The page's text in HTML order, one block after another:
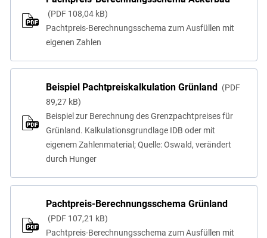
PDF 108,04 kB
Pachtpreis-Berechnungsschema zum Ausfüllen mit
eigenen Zahlen
Beispiel Pachtpreiskalkulation Grünland
PDF
89,27 kB
Beispiel zur Berechnung des Grenzpachtpreises für
Grünland. Kalkulationsgrundlage IDB oder mit
eigenem Zahlenmaterial; Quelle: Oswald, verändert
durch Hunger
Pachtpreis-Berechnungsschema Grünland
PDF 107,21 kB
Pachtpreis-Berechnungsschema zum Ausfüllen mit